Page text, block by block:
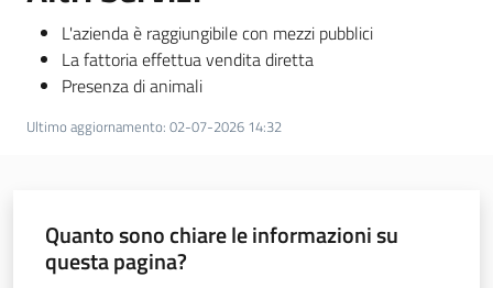
L'azienda è raggiungibile con mezzi pubblici
La fattoria effettua vendita diretta
Presenza di animali
Ultimo aggiornamento: 02-07-2026 14:32
Quanto sono chiare le informazioni su
questa pagina?